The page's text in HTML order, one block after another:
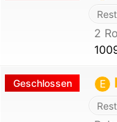
2
Geschlossen E